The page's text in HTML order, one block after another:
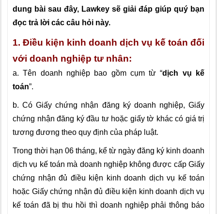
dung bài sau đây, Lawkey sẽ giải đáp giúp quý bạn
đọc trả lời các câu hỏi này.
1. Điều kiện kinh doanh dịch vụ kế toán đối
với doanh nghiệp tư nhân:
a. Tên doanh nghiệp bao gồm cụm từ “dịch vụ kế
toán”.
b. Có Giấy chứng nhận đăng ký doanh nghiệp, Giấy
chứng nhận đăng ký đầu tư hoặc giấy tờ khác có giá trị
tương đương theo quy định của pháp luật.
Trong thời hạn 06 tháng, kể từ ngày đăng ký kinh doanh
dịch vụ kế toán mà doanh nghiệp không được cấp Giấy
chứng nhận đủ điều kiện kinh doanh dịch vụ kế toán
hoặc Giấy chứng nhận đủ điều kiện kinh doanh dịch vụ
kế toán đã bị thu hồi thì doanh nghiệp phải thông báo